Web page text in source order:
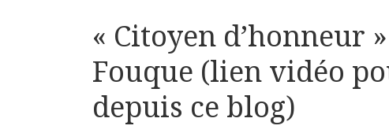
« Citoyen d’honneur
Fouque (lien vidéo
depuis ce blog)